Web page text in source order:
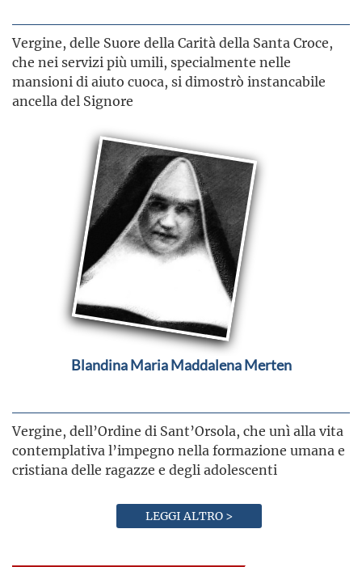
Vergine, delle Suore della Carità della Santa Croce,
che nei servizi più umili, specialmente nelle
mansioni di aiuto cuoca, si dimostrò instancabile
ancella del Signore
Blandina Maria Maddalena Merten
Vergine, dell’Ordine di Sant’Orsola, che unì alla vita
contemplativa l’impegno nella formazione umana e
cristiana delle ragazze e degli adolescenti
LEGGI ALTRO >